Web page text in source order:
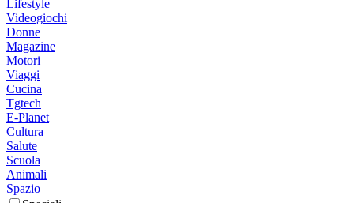
Lifestyle
Videogiochi
Donne
Magazine
Motori
Viaggi
Cucina
Tgtech
E-Planet
Cultura
Salute
Scuola
Animali
Spazio